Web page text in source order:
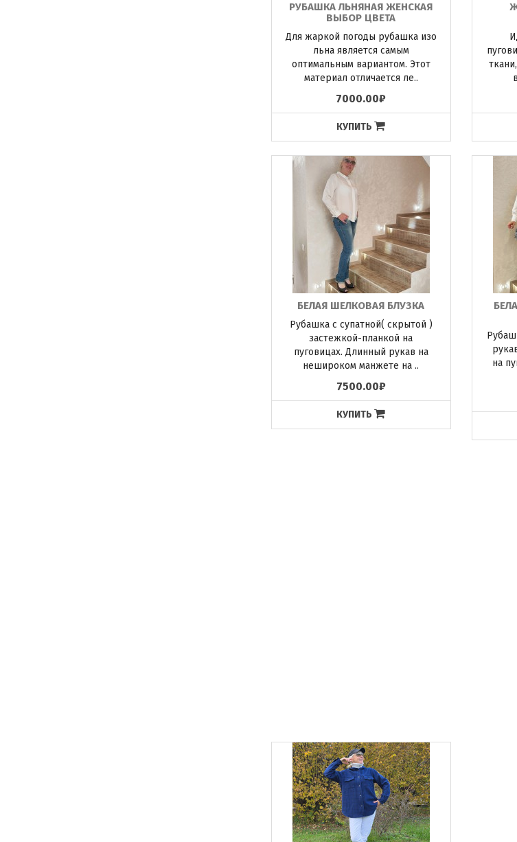
РУБАШКА ЛЬНЯНАЯ ЖЕНСКАЯ
ВЫБОР ЦВЕТА
Для жаркой погоды рубашка изо
льна является самым
оптимальным вариантом. Этот
материал отличается ле..
7000.00₽
КУПИТЬ
БЕЛАЯ ШЕЛКОВАЯ БЛУЗКА
Рубашка с супатной( скрытой )
застежкой-планкой на
пуговицах. Длинный рукав на
нешироком манжете на ..
7500.00₽
КУПИТЬ
на